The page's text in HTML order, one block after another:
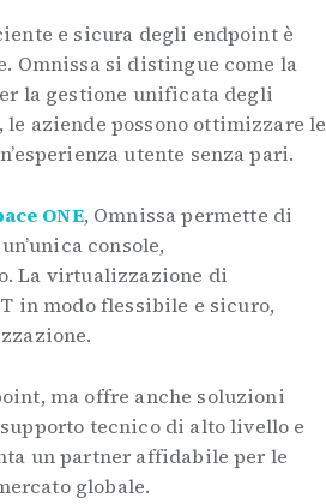
e sicura degli endpoint è
Omnissa si distingue come la
la gestione unificata degli
aziende possono ottimizzare le
utente senza pari.
ONE, Omnissa permette di
console,
La virtualizzazione di
in modo flessibile e sicuro,
ma offre anche soluzioni
tecnico di alto livello e
un partner affidabile per le
globale.